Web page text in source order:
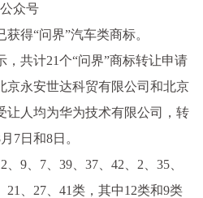
众号
得“问界”汽车类商标。
，共计21个“问界”商标转让申请
京永安世达科贸有限公司和北京
让人均为华为技术有限公司，转
7日和8日。
9、7、39、37、42、2、35、
21、27、41类，其中12类和9类